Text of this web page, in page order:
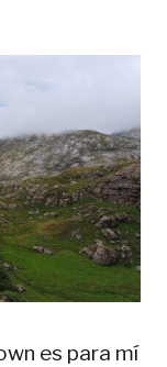
es para mí